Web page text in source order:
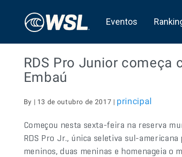
Eventos
RDS Pro Junior começa
Embaú
By | 13 de outubro de 2017 | principal
Começou nesta sexta-feira na reserva
RDS Pro Jr., única seletiva sul-
meninos, duas meninas e homenageia o